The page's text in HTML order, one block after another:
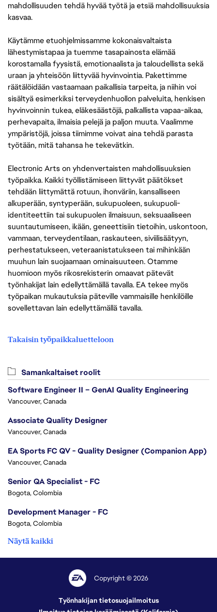
mahdollisuuden tehdä hyvää työtä ja etsiä mahdollisuuksia
kasvaa.
Käytämme etuohjelmissamme kokonaisvaltaista
lähestymistapaa ja tuemme tasapainosta elämää
korostamalla fyysistä, emotionaalista ja taloudellista sekä
uraan ja yhteisöön liittyvää hyvinvointia. Pakettimme
räätälöidään vastaamaan paikallisia tarpeita, ja niihin voi
sisältyä esimerkiksi terveydenhuollon palveluita, henkisen
hyvinvoinnin tukea, eläkesäästöjä, palkallista vapaa-aikaa,
perhevapaita, ilmaisia pelejä ja paljon muuta. Vaalimme
ympäristöjä, joissa tiimimme voivat aina tehdä parasta
työtään, mitä tahansa he tekevätkin.
Electronic Arts on yhdenvertaisten mahdollisuuksien
työpaikka. Kaikki työllistämiseen liittyvät päätökset
tehdään liittymättä rotuun, ihonväriin, kansalliseen
alkuperään, syntyperään, sukupuoleen, sukupuoli-
identiteettiin tai sukupuolen ilmaisuun, seksuaaliseen
suuntautumiseen, ikään, geneettisiin tietoihin, uskontoon,
vammaan, terveydentilaan, raskauteen, siviilisäätyyn,
perhestatukseen, veteraanistatukseen tai mihinkään
muuhun lain suojaamaan ominaisuuteen. Otamme
huomioon myös rikosrekisterin omaavat pätevät
työnhakijat lain edellyttämällä tavalla. EA tekee myös
työpaikan mukautuksia päteville vammaisille henkilöille
sovellettavan lain edellyttämällä tavalla.
Takaisin työpaikkaluetteloon
Samankaltaiset roolit
Software Engineer II – GenAI Quality Engineering
Vancouver, Canada
Associate Quality Designer
Vancouver, Canada
EA Sports FC QV - Quality Designer (Companion App)
Vancouver, Canada
Senior QA Specialist - FC
Bogota, Colombia
Development Manager - FC
Bogota, Colombia
Näytä kaikki
Copyright © 2026
Työnhakijan tietosuojailmoitus